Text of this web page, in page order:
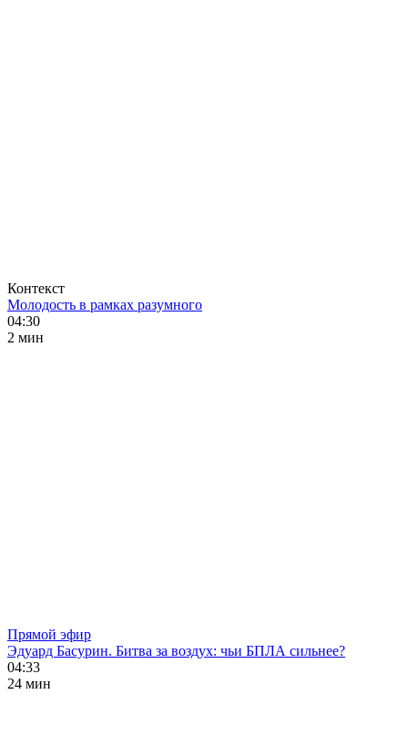
Контекст
Молодость в рамках разумного
04:30
2 мин
Прямой эфир
Эдуард Басурин. Битва за воздух: чьи БПЛА сильнее?
04:33
24 мин